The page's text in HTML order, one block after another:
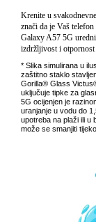
Krenite u
znači da je Vaš
Galaxy A57 5G
izdržljivost i otpornost
* Slika simulirana u
zaštitno staklo
Gorilla® Glass
uključuje tipke za
5G ocijenjen je
uranjanje u vodu do
upotreba na plaži ili u
može se smanjiti